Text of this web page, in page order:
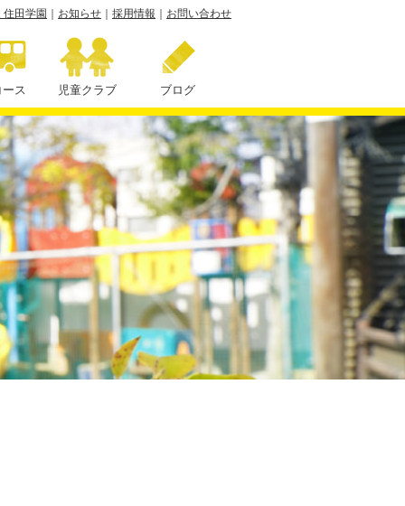
住田学園 お知らせ 採用情報 お問い合わせ
ス 児童クラブ ブログ